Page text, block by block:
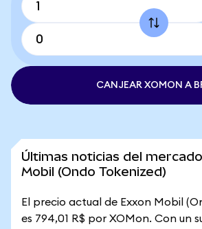
CANJEAR XOMON A
Últimas noticias del
Mobil (Ondo Tokenized)
El precio actual de Exxon Mobil
es 794,01 R$ por XOMon. Con un